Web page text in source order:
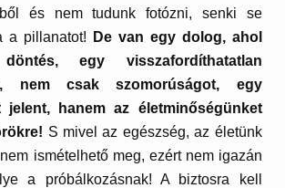
és nem tudunk fotózni, senki se
a pillanatot!
De van egy dolog, ahol
egy visszafordíthatatlan
nem csak szomorúságot, egy
jelent, hanem az életminőségünket
S mivel az egészség, az életünk
ismételhető meg, ezért nem igazán
a próbálkozásnak! A biztosra kell